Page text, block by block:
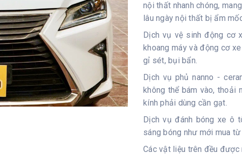
nội thất nhanh chóng,
lâu ngày nội thất bị ẩm
Dịch vụ vệ sinh động cơ
khoang máy và động cơ
gỉ sét, bụi bẩn.
Dịch vụ phủ nanno -
không thể bám vào, thoải
kính phải dùng cần gạt.
Dịch vụ đánh bóng xe ô
sáng bóng như mới mua
Các vật liệu trên đều được